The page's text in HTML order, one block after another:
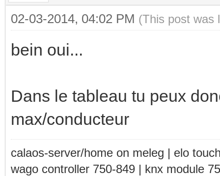
02-03-2014, 04:02 PM (This post was
bein oui...
Dans le tableau tu peux
max/conducteur
calaos-server/home on meleg | elo
wago controller 750-849 | knx module